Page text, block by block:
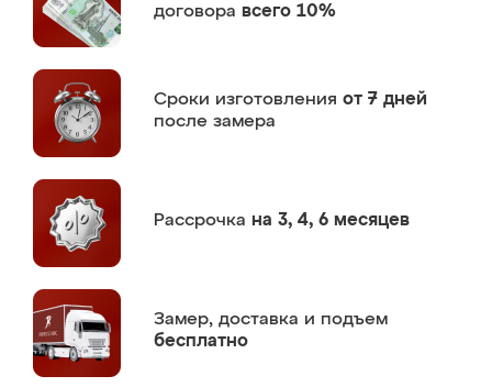
договора всего 10%
Сроки изготовления от 7 дней
после замера
Рассрочка на 3, 4, 6 месяцев
Замер, доставка и подъем
бесплатно